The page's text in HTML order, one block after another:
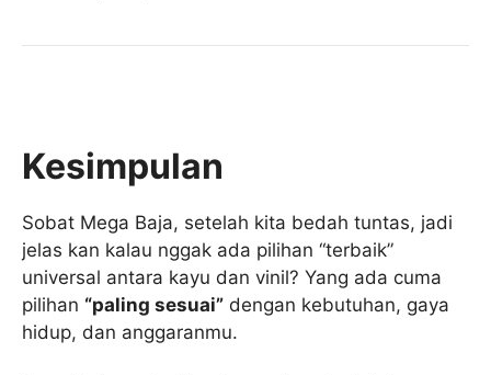
Kesimpulan
Sobat Mega Baja, setelah kita bedah tuntas, jadi
jelas kan kalau nggak ada pilihan “terbaik”
universal antara kayu dan vinil? Yang ada cuma
pilihan “paling sesuai” dengan kebutuhan, gaya
hidup, dan anggaranmu.